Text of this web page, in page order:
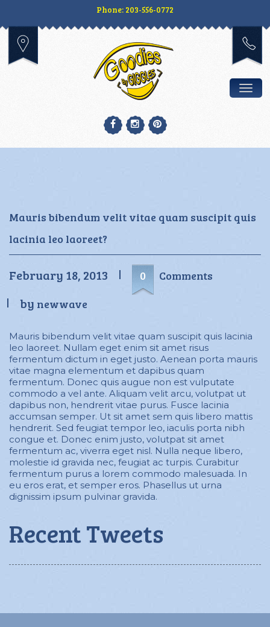
Phone: 203-556-0772
Mauris bibendum velit vitae quam suscipit quis
lacinia leo laoreet?
February 18, 2013 0 Comments
by newwave
Mauris bibendum velit vitae quam suscipit quis lacinia
leo laoreet. Nullam eget enim sit amet risus
fermentum dictum in eget justo. Aenean porta mauris
vitae magna elementum et dapibus quam
fermentum. Donec quis augue non est vulputate
commodo a vel ante. Aliquam velit arcu, volutpat ut
dapibus non, hendrerit vitae purus. Fusce lacinia
accumsan semper. Ut sit amet sem quis libero mattis
hendrerit. Sed feugiat tempor leo, iaculis porta nibh
congue et. Donec enim justo, volutpat sit amet
fermentum ac, viverra eget nisl. Nulla neque libero,
molestie id gravida nec, feugiat ac turpis. Curabitur
fermentum purus a lorem commodo malesuada. In
eu eros erat, et semper eros. Phasellus ut urna
dignissim ipsum pulvinar gravida.
Recent Tweets